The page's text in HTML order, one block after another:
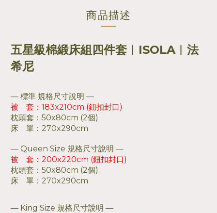
商品描述
五星級棉緞床組四件套︱ISOLA︱法
希尼
— 標準 規格尺寸說明 —
被 套：183x210cm (鈕扣封口)
枕頭套：50x80cm (2個)
床 單：270x290cm
— Queen Size 規格尺寸說明 —
被 套：200x220cm (鈕扣封口)
枕頭套：50x80cm (2個)
床 單：270x290cm
— King Size 規格尺寸說明 —